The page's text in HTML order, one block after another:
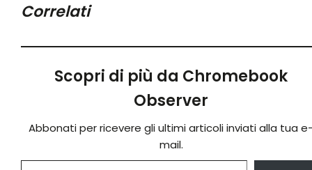
Correlati
Scopri di più da Chromebook
Observer
Abbonati per ricevere gli ultimi articoli inviati alla tua
mail.
Digita la tua e-mail...